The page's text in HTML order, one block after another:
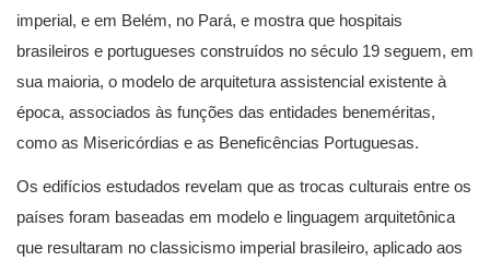
imperial, e em Belém, no Pará, e mostra que hospitais
brasileiros e portugueses construídos no século 19 seguem, em
sua maioria, o modelo de arquitetura assistencial existente à
época, associados às funções das entidades beneméritas,
como as Misericórdias e as Beneficências Portuguesas.
Os edifícios estudados revelam que as trocas culturais entre os
países foram baseadas em modelo e linguagem arquitetônica
que resultaram no classicismo imperial brasileiro, aplicado aos